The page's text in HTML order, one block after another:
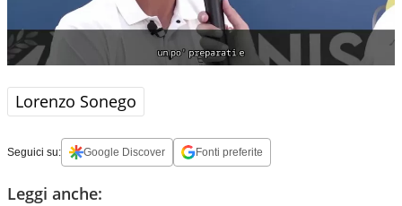
Lorenzo Sonego
Seguici su: Google Discover Fonti preferite
Leggi anche: